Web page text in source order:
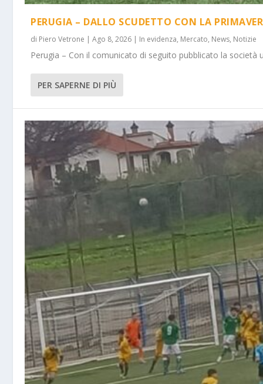
PERUGIA – DALLO SCUDETTO CON LA
di Piero Vetrone |Ago 8, 2026 | In evidenza, Mercato, News, Notizie
Perugia – Con il comunicato di seguito pubblicato la società
PER SAPERNE DI PIÙ